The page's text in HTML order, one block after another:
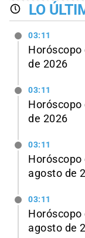
LO
03:11
de 2026
03:11
Horóscopo
de 2026
03:11
Horóscopo
agosto de
03:11
Horóscopo
agosto de